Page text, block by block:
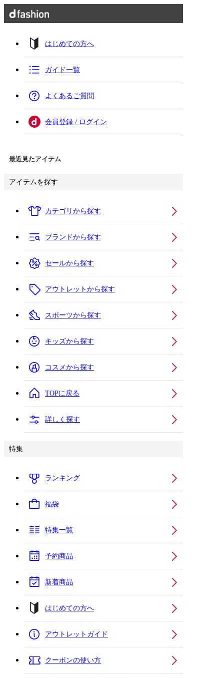
はじめての方へ
ガイド一覧
よくあるご質問
会員登録 / ログイン
最近見たアイテム
アイテムを探す
カテゴリから探す
ブランドから探す
セールから探す
アウトレットから探す
スポーツから探す
キッズから探す
コスメから探す
TOPに戻る
詳しく探す
特集
ランキング
福袋
特集一覧
予約商品
新着商品
はじめての方へ
アウトレットガイド
クーポンの使い方